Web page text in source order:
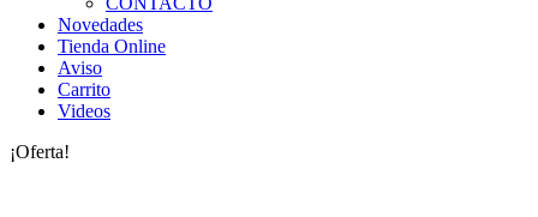
Novedades
Tienda Online
Aviso
Carrito
Videos
¡Oferta!